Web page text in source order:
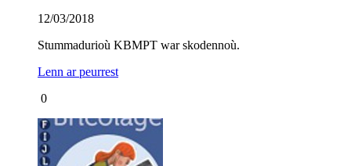
12/03/2018
Stummadurioù KBMPT war skodennoù.
Lenn ar peurrest
0